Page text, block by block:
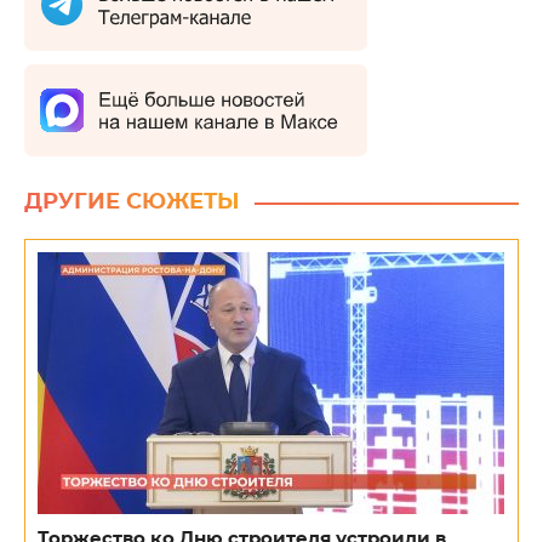
ДРУГИЕ СЮЖЕТЫ